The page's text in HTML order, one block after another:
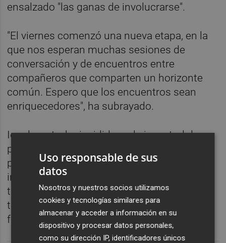
ensalzado "las ganas de involucrarse".
"El viernes comenzó una nueva etapa, en la
que nos esperan muchas sesiones de
conversación y de encuentros entre
compañeros que comparten un horizonte
común. Espero que los encuentros sean
enriquecedores", ha subrayado.
Igualmente, ha incidido en la juventud de su
partido y en la ausencia de "cultura de
partido hecho" para tratar de explicar la
importancia del diálogo. "Yo voy a poner
todo de mi parte, haré un enorme esfuerzo y
tengo confianza en que el diálogo será
fructífero", ha manifestado.
Uso responsable de sus
datos
Nosotros y nuestros socios utilizamos
cookies y tecnologías similares para
almacenar y acceder a información en su
dispositivo y procesar datos personales,
como su dirección IP, identificadores únicos